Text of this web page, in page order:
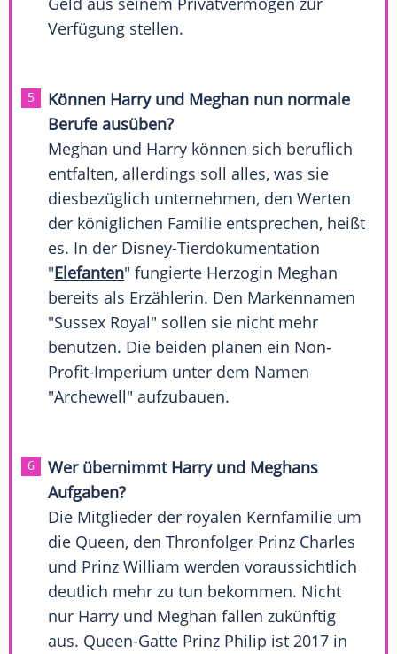
Verfügung stellen.
Können Harry und Meghan nun normale
Berufe ausüben?
Meghan und Harry können sich beruflich
entfalten, allerdings soll alles, was sie
diesbezüglich unternehmen, den Werten
der königlichen Familie entsprechen, heißt
es. In der Disney-Tierdokumentation
"Elefanten" fungierte Herzogin Meghan
bereits als Erzählerin. Den Markennamen
"Sussex Royal" sollen sie nicht mehr
benutzen. Die beiden planen ein Non-
Profit-Imperium unter dem Namen
"Archewell" aufzubauen.
Wer übernimmt Harryund Meghans
Aufgaben?
Die Mitglieder der royalen Kernfamilie um
die Queen, den Thronfolger Prinz Charles
und Prinz William werden voraussichtlich
deutlich mehr zu tun bekommen. Nicht
nur Harry und Meghan fallen zukünftig
aus. Queen-Gatte Prinz Philip ist 2017 in